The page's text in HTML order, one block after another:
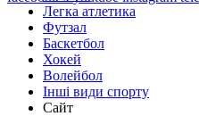
Легка атлетика
Футзал
Баскетбол
Хокей
Волейбол
Інші види спорту
Сайт